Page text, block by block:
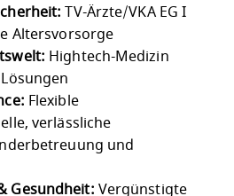
TV-Ärzte/VKA EG I
Altersvorsorge
Hightech-Medizin
Flexible
verlässliche
und
Gesundheit: Vergünstigte